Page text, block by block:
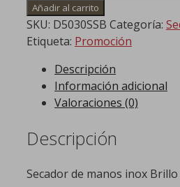
Añadir al carrito
SKU: D5030SSB Categoría:
Etiqueta: Promoción
Descripción
Información adicional
Valoraciones (0)
Descripción
Secador de manos inox